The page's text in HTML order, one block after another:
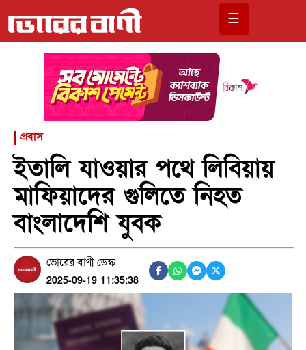
☰
প্রবাস
ইতালি যাওয়ার পথে লিবিয়ায়
মাফিয়াদের গুলিতে নিহত
বাংলাদেশি যুবক
ভোরের বাণী ডেস্ক
2025-09-19 11:35:38